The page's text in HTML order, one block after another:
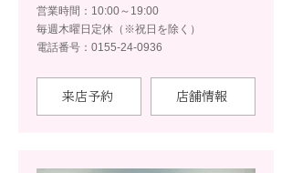
営業時間：10:00～19:00
毎週木曜日定休（※祝日を除く）
電話番号：0155-24-0936
来店予約 店舗情報